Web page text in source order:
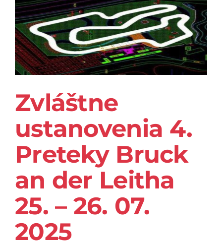
Zvláštne
ustanovenia 4.
Preteky Bruck
an der Leitha
25. – 26. 07.
2025